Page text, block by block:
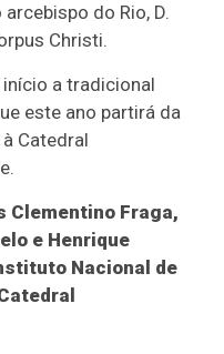
do Rio, D.
Christi.
início a tradicional
este ano partirá da
Catedral
Clementino Fraga,
e Henrique
Nacional de